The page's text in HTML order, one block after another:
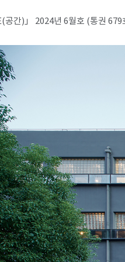
공간)」 2024년 6월호 (통권